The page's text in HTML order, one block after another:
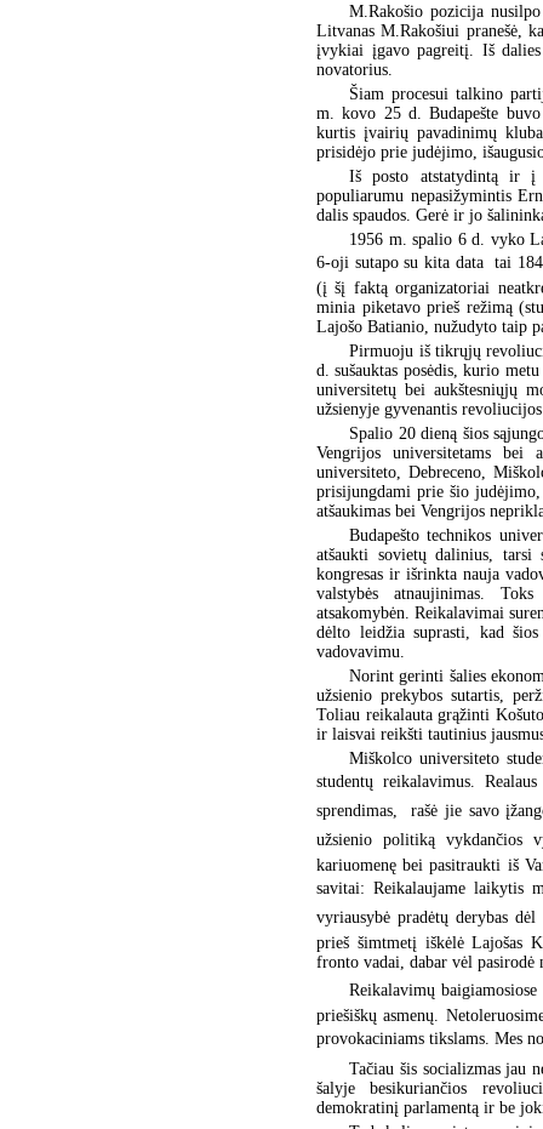
M.Rakošio pozicija
Litvanas M.Rakošiui pranešė,
įvykiai įgavo pagreitį. Iš
novatorius.
Šiam procesui talkino
m. kovo 25 d. Budapešte buvo
kurtis įvairių pavadinimų
prisidėjo prie judėjimo,
Iš posto atstatydintą ir į
populiarumu nepasižymintis
dalis spaudos. Gerė ir jo
1956 m. spalio 6 d. vyko
6-oji sutapo su kita data  tai
(į šį faktą organizatoriai
minia piketavo prieš režimą
Lajošo Batianio, nužudyto taip
Pirmuoju iš tikrųjų
d. sušauktas posėdis, kurio
universitetų bei aukštesniųjų
užsienyje gyvenantis
Spalio 20 dieną šios
Vengrijos universitetams bei
universiteto, Debreceno,
prisijungdami prie šio
atšaukimas bei Vengrijos
Budapešto technikos
atšaukti sovietų dalinius, tarsi
kongresas ir išrinkta nauja
valstybės atnaujinimas.
atsakomybėn. Reikalavimai
dėlto leidžia suprasti, kad
vadovavimu.
Norint gerinti šalies
užsienio prekybos sutartis,
Toliau reikalauta grąžinti
ir laisvai reikšti tautinius
Miškolco universiteto
studentų reikalavimus.
sprendimas,  rašė jie savo
užsienio politiką vykdančios
kariuomenę bei pasitraukti iš
savitai: Reikalaujame laikytis
vyriausybė pradėtų derybas
prieš šimtmetį iškėlė Lajošas
fronto vadai, dabar vėl pasirodė
Reikalavimų
priešiškų asmenų.
provokaciniams tikslams. Mes
Tačiau šis socializmas jau
šalyje besikuriančios
demokratinį parlamentą ir be